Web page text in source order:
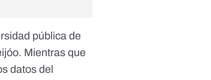
pública de
Mientras que
datos del